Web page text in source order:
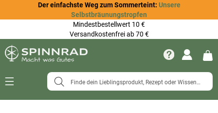
Der einfachste Weg zum Sommerteint: Unsere
Selbstbräunungstropfen
Mindestbestellwert 10 €
Versandkostenfrei ab 70 €
Navigation